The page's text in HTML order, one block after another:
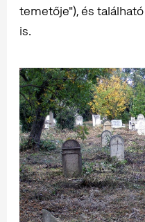
temetője"), és
is.